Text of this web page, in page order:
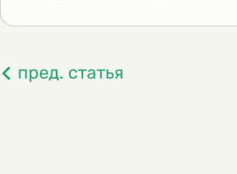
пред. статья